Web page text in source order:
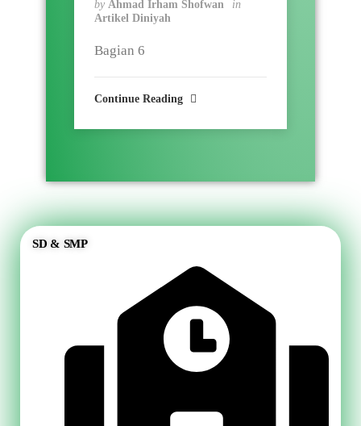
by Ahmad Irham Shofwan
in
Artikel Diniyah
Bagian 6
Continue Reading
SD & SMP